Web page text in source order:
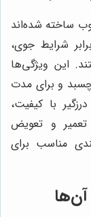
ساخته شده‌اند
شرایط جوی،
این ویژگی‌ها
و برای مدت
با کیفیت،
تعمیر و تعویض
مناسب برای
آن‌ها